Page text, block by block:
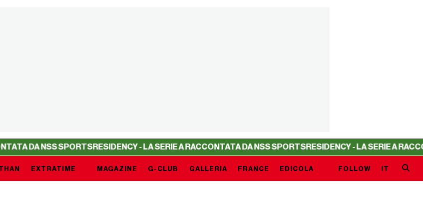
SPORTSRESIDENCY - LA SERIE A RACCONTATA DA NSS SPORTSRESIDENCY - LA SERIE A RACCONTATA DA
EXTRATIME MAGAZINE G-CLUB GALLERIA FRANCE EDICOLA FOLLOW IT